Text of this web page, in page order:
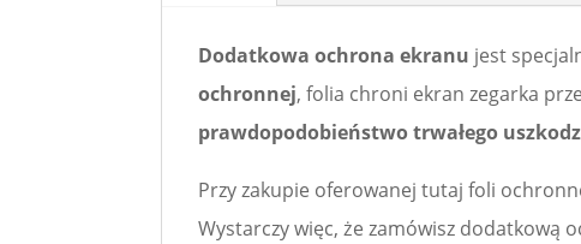
Dodatkowa ochrona ekranu jest
ochronnej, folia chroni ekran zegarka
prawdopodobieństwo trwałego
Przy zakupie oferowanej tutaj foli
Wystarczy więc, że zamówisz dodatkową